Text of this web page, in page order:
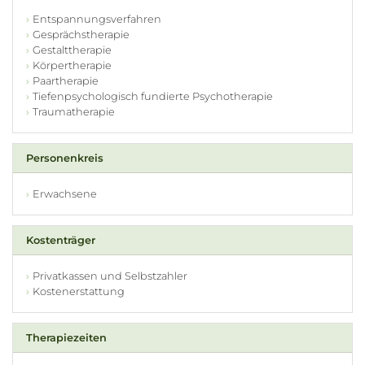
Entspannungsverfahren
Gesprächstherapie
Gestalttherapie
Körpertherapie
Paartherapie
Tiefenpsychologisch fundierte Psychotherapie
Traumatherapie
Personenkreis
Erwachsene
Kostenträger
Privatkassen und Selbstzahler
Kostenerstattung
Therapiezeiten